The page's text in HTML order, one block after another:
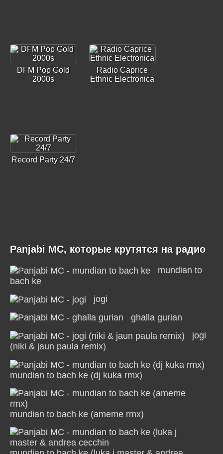
DFM Pop Gold
2000s
Radio Caprice
Ethnic Electronica
Record Party 24/7
Panjabi MC, которые крутятся на радио
mundian to
bach ke
jogi
ghalla gurian
jogi
(niki & jaun paula remix)
mundian to bach ke (dj kuka rmx)
mundian to bach ke (ameme rmx)